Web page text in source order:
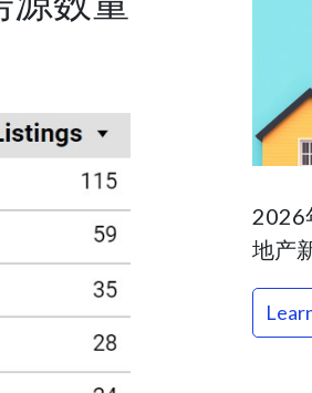
2026
地产